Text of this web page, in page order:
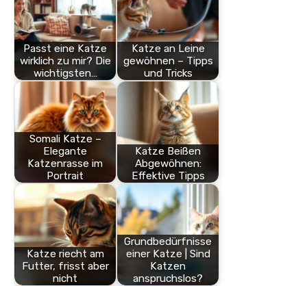
Passt eine Katze
wirklich zu mir? Die
wichtigsten…
Katze an Leine
gewöhnen – Tipps
und Tricks
Somali Katze –
Elegante
Katzenrasse im
Portrait
Katze Beißen
Abgewöhnen:
Effektive Tipps
Katze riecht am
Futter, frisst aber
nicht
Grundbedürfnisse
einer Katze | Sind
Katzen
anspruchslos?